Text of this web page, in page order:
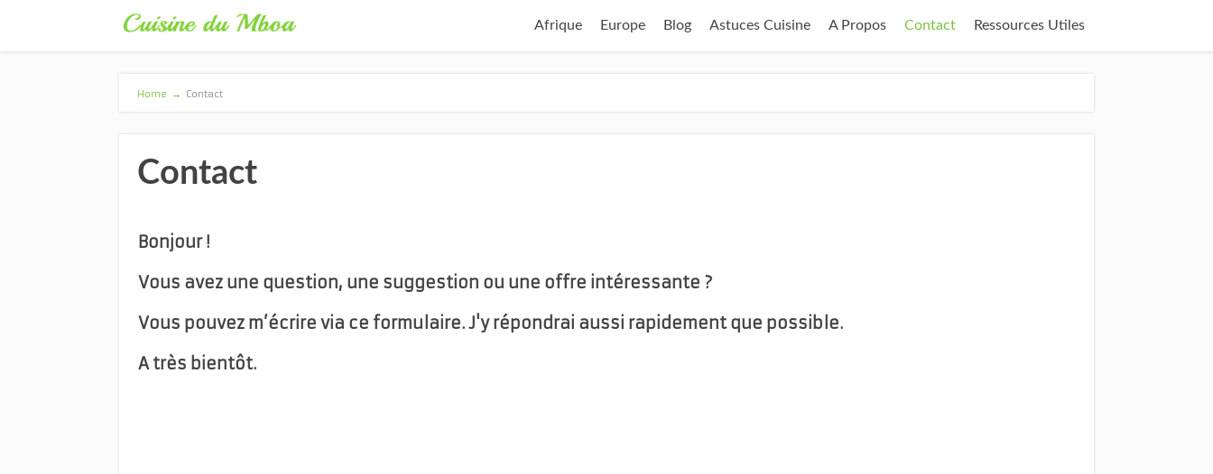
Afrique Europe Blog Astuces Cuisine A Propos Contact Ressources Utiles
Home → Contact
Contact
Bonjour !
Vous avez une question, une suggestion ou une offre intéressante ?
Vous pouvez m’écrire via ce formulaire. J'y répondrai aussi rapidement que possible.
A très bientôt.